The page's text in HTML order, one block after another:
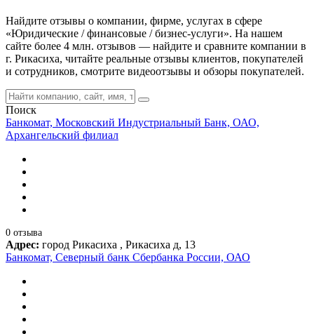
Найдите отзывы о компании, фирме, услугах в сфере
«Юридические / финансовые / бизнес-услуги». На нашем
сайте более 4 млн. отзывов — найдите и сравните компании в
г. Рикасиха, читайте реальные отзывы клиентов, покупателей
и сотрудников, смотрите видеоотзывы и обзоры покупателей.
Поиск
Банкомат, Московский Индустриальный Банк, ОАО,
Архангельский филиал
0 отзыва
Адрес: город Рикасиха , Рикасиха д, 13
Банкомат, Северный банк Сбербанка России, ОАО